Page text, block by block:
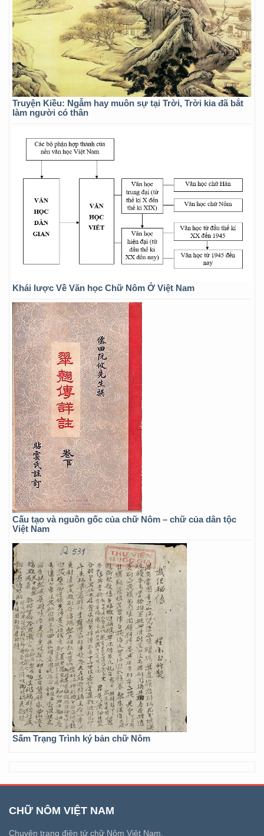
Truyện Kiều: Ngẫm hay muôn sự tại Trời, Trời kia đã bắt
làm người có thân
Khái lược Về Văn học Chữ Nôm Ở Việt Nam
Cấu tạo và nguồn gốc của chữ Nôm – chữ của dân tộc
Việt Nam
Sấm Trạng Trình ký bản chữ Nôm
CHỮ NÔM VIỆT NAM
Chuyên trang điện tử chữ Nôm Việt Nam.